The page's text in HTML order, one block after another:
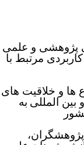
پژوهشی و علمی
مرتبط با
ها و خلاقیت­ های
­المللی به